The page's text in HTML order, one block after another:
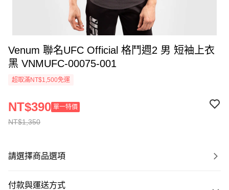
Venum 聯名UFC Official 格鬥週2 男 短袖上衣
黑 VNMUFC-00075-001
超取滿NT$1,500免運
NT$1,350
NT$390 單一特價
請選擇商品選項
付款與運送方式